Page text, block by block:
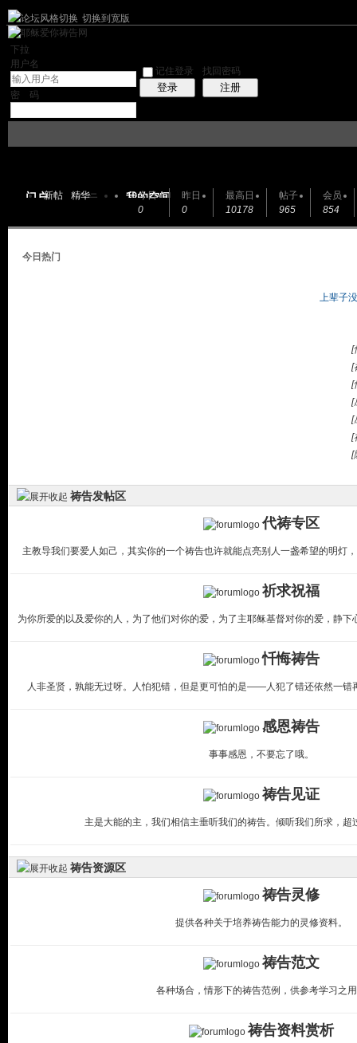
切换到宽版
下拉
用户名
密 码
记住登录
登录
找回密码
注册
门户 论坛 我的空间
帖子
新帖 精华
今日
0
昨日
0
最高日
10178
帖子
965
会员
854
今日热门
上辈子
[
[
[
[
[
[
[
祷告发帖区
代祷专区
主教导我们要爱人如己，其实你的一个祷告也许就能点亮别人一盏希望的明灯
祈求祝福
为你所爱的以及爱你的人，为了他们对你的爱，为了主耶稣基督对你的爱，静
忏悔祷告
人非圣贤，孰能无过呀。人怕犯错，但是更可怕的是——人犯了错还依然一错
感恩祷告
事事感恩，不要忘了哦。
祷告见证
主是大能的主，我们相信主垂听我们的祷告。倾听我们所求，超
祷告资源区
祷告灵修
提供各种关于培养祷告能力的灵修资料。
祷告范文
各种场合，情形下的祷告范例，供参考学习之
祷告资料赏析